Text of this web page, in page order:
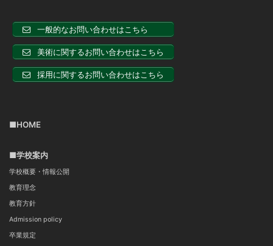
一般的なお問い合わせはこちら
美術に関するお問い合わせはこちら
採用に関するお問い合わせはこちら
■HOME
■学校案内
学校概要・情報公開
教育理念
教育方針
Admission policy
卒業規定